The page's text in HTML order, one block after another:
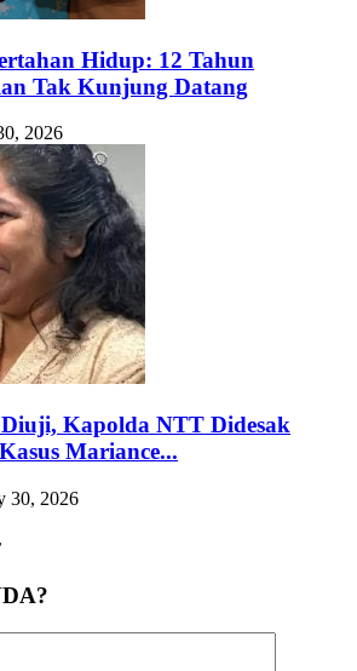
Hidup: 12 Tahun
Tak Kunjung Datang
2026
Kapolda NTT Didesak
Mariance...
30, 2026